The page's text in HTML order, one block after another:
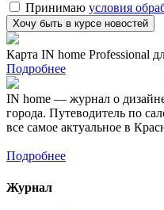
Принимаю условия
Карта IN home Professional
Подробнее
IN home — журнал о
города. Путеводитель по
все самое актуальное в
Подробнее
Журнал